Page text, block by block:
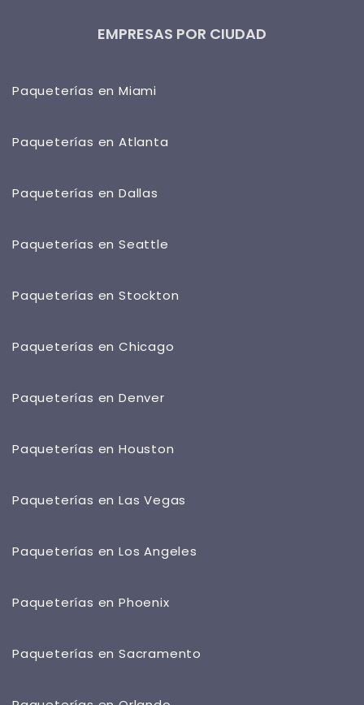
EMPRESAS POR CIUDAD
Paqueterías en Miami
Paqueterías en Atlanta
Paqueterías en Dallas
Paqueterías en Seattle
Paqueterías en Stockton
Paqueterías en Chicago
Paqueterías en Denver
Paqueterías en Houston
Paqueterías en Las Vegas
Paqueterías en Los Angeles
Paqueterías en Phoenix
Paqueterías en Sacramento